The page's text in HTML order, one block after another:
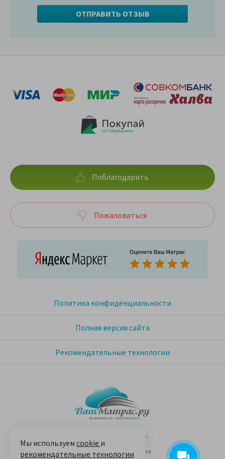
© 2005-2026 «Ваш матрас»
14 лет на Яндекс.Маркете
Политика конфиденциальности
Полная версия сайта
Рекомендательные технологии
Поблагодарить
Пожаловаться
Мы используем cookie и
рекомендательные технологии